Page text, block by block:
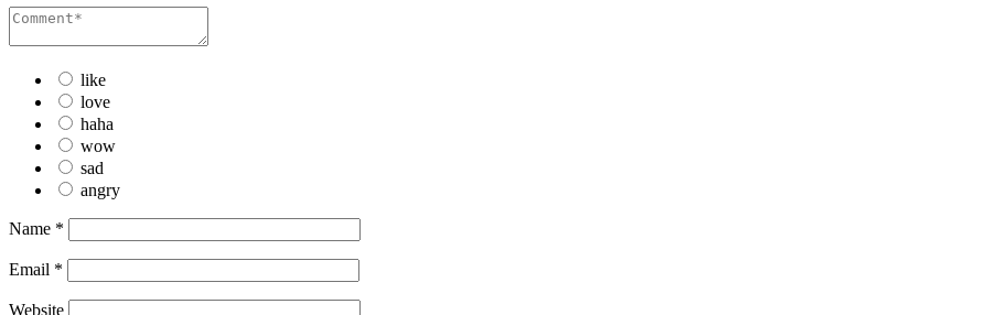
like
love
haha
wow
sad
angry
Name *
Email *
Website